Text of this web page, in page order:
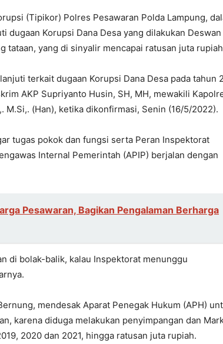
(Tipikor) Polres Pesawaran Polda Lampung,
dugaan Korupsi Dana Desa yang dilakukan Deswan
tataan, yang di sinyalir mencapai ratusan juta
terkait dugaan Korupsi Dana Desa pada tahun
AKP Supriyanto Husin, SH, MH, mewakili
M.Si,. (Han), ketika dikonfirmasi, Senin (16/5/2022).
tugas pokok dan fungsi serta Peran Inspektorat
Internal Pemerintah (APIP) berjalan dengan
Pesawaran, Bagikan Pengalaman Berharga
di bolak-balik, kalau Inspektorat menunggu
mendesak Aparat Penegak Hukum (APH)
karena diduga melakukan penyimpangan dan
2020 dan 2021, hingga ratusan juta rupiah.